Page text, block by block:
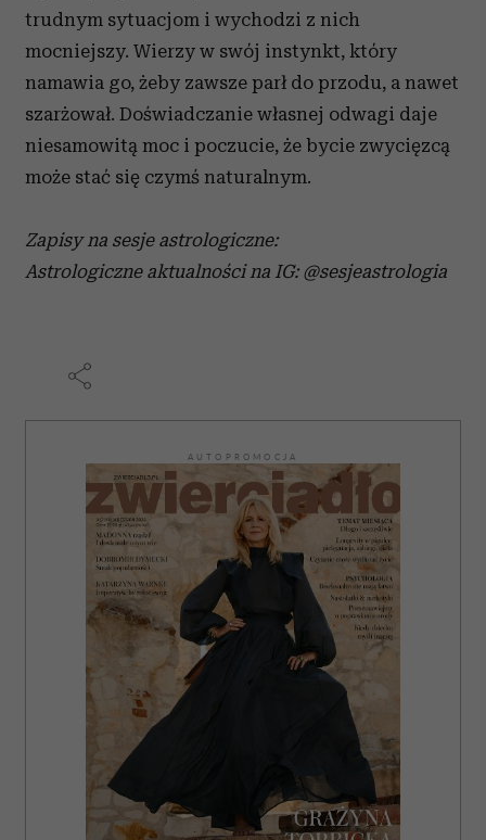
trudnym sytuacjom i wychodzi z nich
mocniejszy. Wierzy w swój instynkt, który
namawia go, żeby zawsze parł do przodu, a nawet
szarżował. Doświadczanie własnej odwagi daje
niesamowitą moc i poczucie, że bycie zwycięzcą
może stać się czymś naturalnym.
Zapisy na sesje astrologiczne:
Astrologiczne aktualności na IG: @sesjeastrologia
AUTOPROMOCJA